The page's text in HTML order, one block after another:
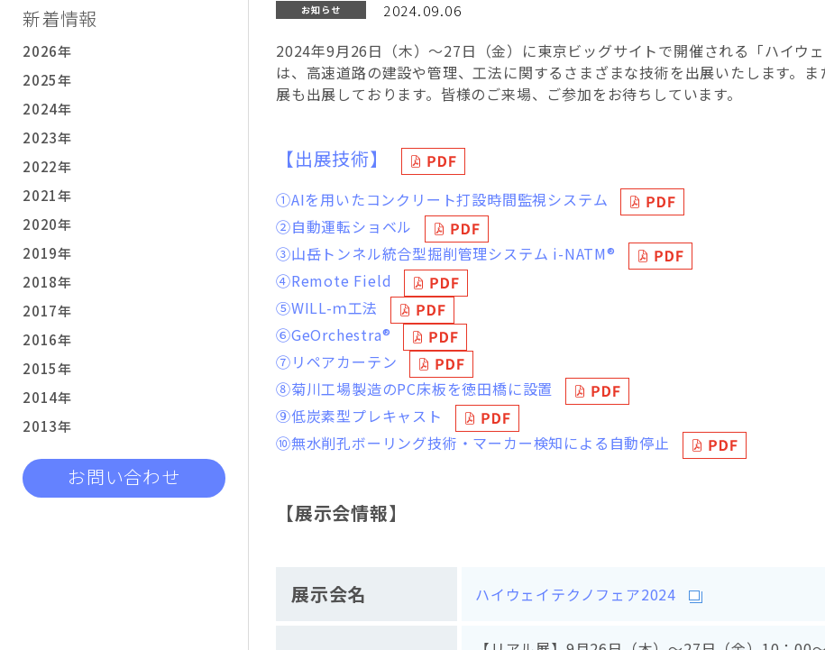
新着情報
2026年
2025年
2024年
2023年
2022年
2021年
2020年
2019年
2018年
2017年
2016年
2015年
2014年
2013年
お問い合わせ
お知らせ 2024.09.06
2024年9月26日（木）～27日（金）に東京ビッグサイトで開催される「ハイウ
は、高速道路の建設や管理、工法に関するさまざまな技術を出展いたします。
展も出展しております。皆様のご来場、ご参加をお待ちしています。
【出展技術】
①AIを用いたコンクリート打設時間監視システム
②自動運転ショベル
③山岳トンネル統合型掘削管理システム i-NATM®
④Remote Field
⑤WILL-ｍ工法
⑥GeOrchestra®
⑦リペアカーテン
⑧菊川工場製造のPC床板を徳田橋に設置
⑨低炭素型プレキャスト
⑩無水削孔ボーリング技術・マーカー検知による自動停止
【展示会情報】
展示会名 ハイウェイテクノフェア2024